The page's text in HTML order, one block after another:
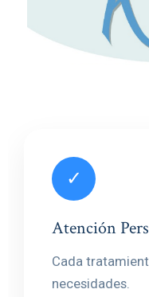
✓
Atención
Cada
necesidades.